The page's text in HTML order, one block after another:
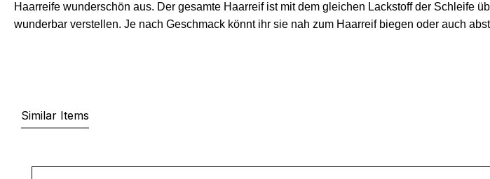
Haarreife wunderschön aus. Der gesamte Haarreif ist mit dem gleichen Lackstoff der Schleife
wunderbar verstellen. Je nach Geschmack könnt ihr sie nah zum Haarreif biegen oder auch
Similar Items